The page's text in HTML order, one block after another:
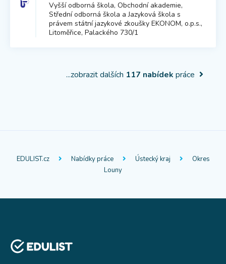
Vyšší odborná škola, Obchodní akademie,
Střední odborná škola a Jazyková škola s
právem státní jazykové zkoušky EKONOM, o.p.s.,
Litoměřice, Palackého 730/1
...zobrazit dalších 117 nabídek práce
EDULIST.cz Nabídky práce Ústecký kraj
Okres
Louny